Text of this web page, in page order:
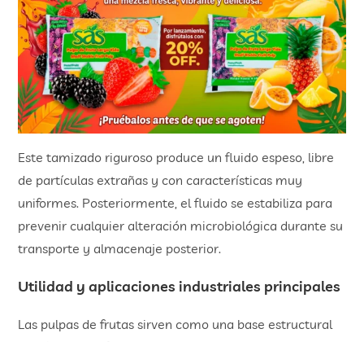
Este tamizado riguroso produce un fluido espeso, libre
de partículas extrañas y con características muy
uniformes. Posteriormente, el fluido se estabiliza para
prevenir cualquier alteración microbiológica durante su
transporte y almacenaje posterior.
Utilidad y aplicaciones industriales principales
Las pulpas de frutas sirven como una base estructural